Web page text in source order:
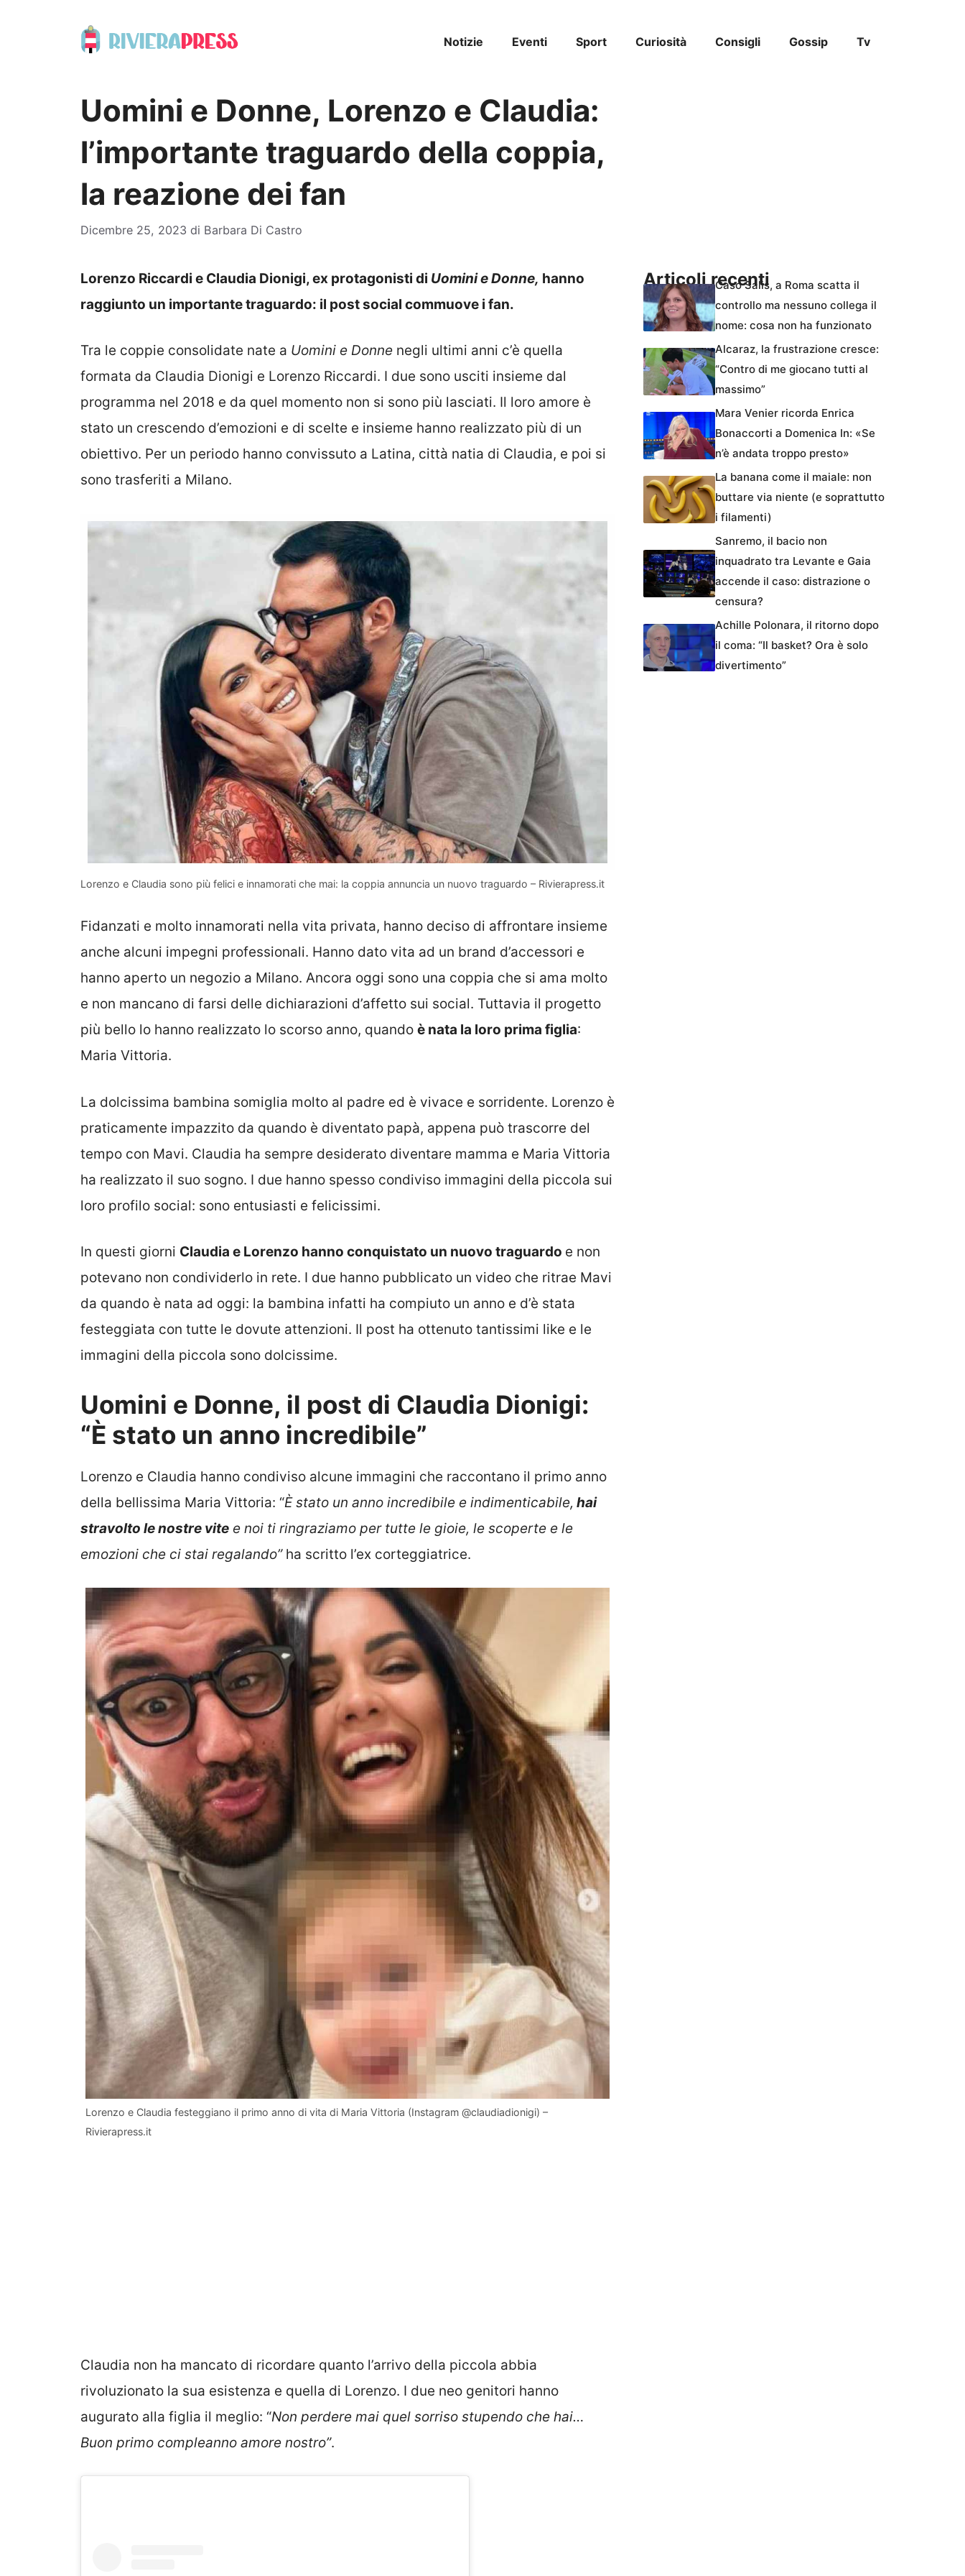
Notizie Eventi Sport Curiosità Consigli Gossip Tv
Uomini e Donne, Lorenzo e Claudia:
l’importante traguardo della coppia,
la reazione dei fan
Dicembre 25, 2023 di Barbara Di Castro
Lorenzo Riccardi e Claudia Dionigi, ex protagonisti di Uomini e Donne, hanno
raggiunto un importante traguardo: il post social commuove i fan.
Tra le coppie consolidate nate a Uomini e Donne negli ultimi anni c’è quella
formata da Claudia Dionigi e Lorenzo Riccardi. I due sono usciti insieme dal
programma nel 2018 e da quel momento non si sono più lasciati. Il loro amore è
stato un crescendo d’emozioni e di scelte e insieme hanno realizzato più di un
obiettivo. Per un periodo hanno convissuto a Latina, città natia di Claudia, e poi si
sono trasferiti a Milano.
Lorenzo e Claudia sono più felici e innamorati che mai: la coppia annuncia un nuovo traguardo – Rivierapress.it
Fidanzati e molto innamorati nella vita privata, hanno deciso di affrontare insieme
anche alcuni impegni professionali. Hanno dato vita ad un brand d’accessori e
hanno aperto un negozio a Milano. Ancora oggi sono una coppia che si ama molto
e non mancano di farsi delle dichiarazioni d’affetto sui social. Tuttavia il progetto
più bello lo hanno realizzato lo scorso anno, quando è nata la loro prima figlia:
Maria Vittoria.
La dolcissima bambina somiglia molto al padre ed è vivace e sorridente. Lorenzo è
praticamente impazzito da quando è diventato papà, appena può trascorre del
tempo con Mavi. Claudia ha sempre desiderato diventare mamma e Maria Vittoria
ha realizzato il suo sogno. I due hanno spesso condiviso immagini della piccola sui
loro profilo social: sono entusiasti e felicissimi.
In questi giorni Claudia e Lorenzo hanno conquistato un nuovo traguardo e non
potevano non condividerlo in rete. I due hanno pubblicato un video che ritrae Mavi
da quando è nata ad oggi: la bambina infatti ha compiuto un anno e d’è stata
festeggiata con tutte le dovute attenzioni. Il post ha ottenuto tantissimi like e le
immagini della piccola sono dolcissime.
Uomini e Donne, il post di Claudia Dionigi:
“È stato un anno incredibile”
Lorenzo e Claudia hanno condiviso alcune immagini che raccontano il primo anno
della bellissima Maria Vittoria: “È stato un anno incredibile e indimenticabile, hai
stravolto le nostre vite e noi ti ringraziamo per tutte le gioie, le scoperte e le
emozioni che ci stai regalando”ha scritto l’ex corteggiatrice.
Lorenzo e Claudia festeggiano il primo anno di vita di Maria Vittoria (Instagram @claudiadionigi) –
Rivierapress.it
Claudia non ha mancato di ricordare quanto l’arrivo della piccola abbia
rivoluzionato la sua esistenza e quella di Lorenzo. I due neo genitori hanno
augurato alla figlia il meglio: “Non perdere mai quel sorriso stupendo che hai…
Buon primo compleanno amore nostro”.
Articoli recentiCaso Salis, a Roma scatta il
controllo ma nessuno collega il
nome: cosa non ha funzionato
Alcaraz, la frustrazione cresce:
“Contro di me giocano tutti al
massimo”
Mara Venier ricorda Enrica
Bonaccorti a Domenica In: «Se
n’è andata troppo presto»
La banana come il maiale: non
buttare via niente (e soprattutto
i filamenti)
Sanremo, il bacio non
inquadrato tra Levante e Gaia
accende il caso: distrazione o
censura?
Achille Polonara, il ritorno dopo
il coma: “Il basket? Ora è solo
divertimento”